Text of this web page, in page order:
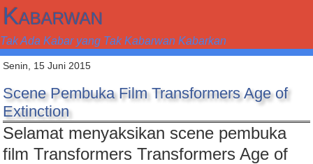
Kabarwan
Tak Ada Kabar yang Tak Kabarwan Kabarkan
Senin, 15 Juni 2015
Scene Pembuka Film Transformers Age of
Extinction
Selamat menyaksikan scene pembuka
film Transformers Transformers Age of